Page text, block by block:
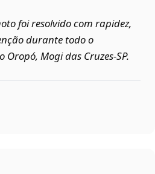
foi resolvido com rapidez,
durante todo o
Mogi das Cruzes‑SP.